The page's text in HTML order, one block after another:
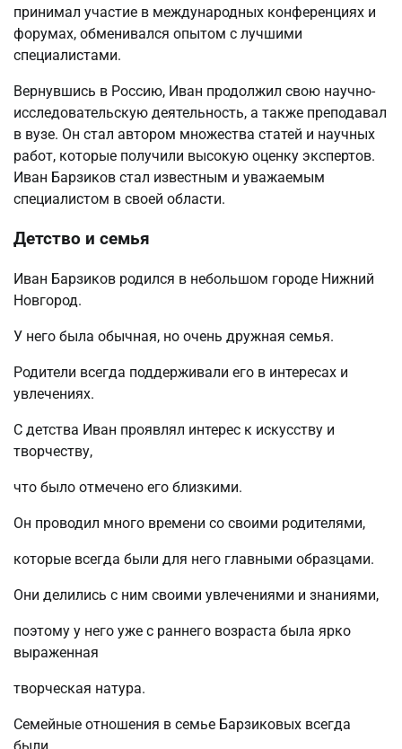
принимал участие в международных конференциях и
форумах, обменивался опытом с лучшими
специалистами.
Вернувшись в Россию, Иван продолжил свою научно-
исследовательскую деятельность, а также преподавал
в вузе. Он стал автором множества статей и научных
работ, которые получили высокую оценку экспертов.
Иван Барзиков стал известным и уважаемым
специалистом в своей области.
Детство и семья
Иван Барзиков родился в небольшом городе Нижний
Новгород.
У него была обычная, но очень дружная семья.
Родители всегда поддерживали его в интересах и
увлечениях.
С детства Иван проявлял интерес к искусству и
творчеству,
что было отмечено его близкими.
Он проводил много времени со своими родителями,
которые всегда были для него главными образцами.
Они делились с ним своими увлечениями и знаниями,
поэтому у него уже с раннего возраста была ярко
выраженная
творческая натура.
Семейные отношения в семье Барзиковых всегда